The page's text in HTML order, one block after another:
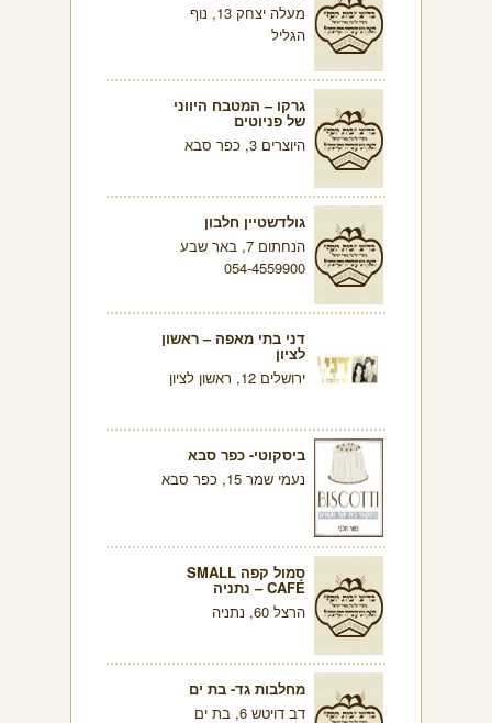
מעלה יצחק 13, נוף
הגליל
גרקו – המטבח היווני
של פניוטים
היוצרים 3, כפר סבא
גולדשטיין חלבון
הנחתום 7, באר שבע
054-4559900
דני בתי מאפה – ראשון
לציון
ירושלים 12, ראשון לציון
ביסקוטי- כפר סבא
נעמי שמר 15, כפר סבא
סמול קפה SMALL
CAFÉ – נתניה
הרצל 60, נתניה
מחלבות גד- בת ים
דב דויטש 6, בת ים